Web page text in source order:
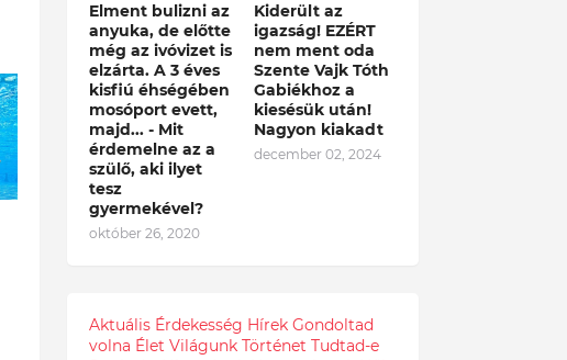
Elment bulizni az
anyuka, de előtte
még az ivóvizet is
elzárta. A 3 éves
kisfiú éhségében
mosóport evett,
majd... - Mit
érdemelne az a
szülő, aki ilyet
tesz
gyermekével?
október 26, 2020
Kiderült az
igazság! EZÉRT
nem ment oda
Szente Vajk Tóth
Gabiékhoz a
kiesésük után!
Nagyon kiakadt
december 02, 2024
Aktuális Érdekesség Hírek Gondoltad
volna Élet Világunk Történet Tudtad-e